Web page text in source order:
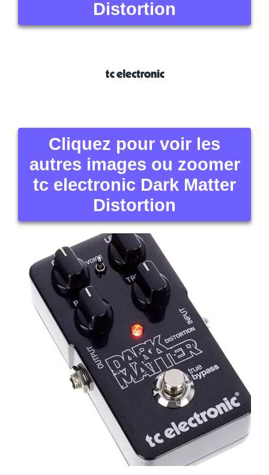
Distortion
Cliquez pour voir les
autres images ou zoomer
tc electronic Dark Matter
Distortion